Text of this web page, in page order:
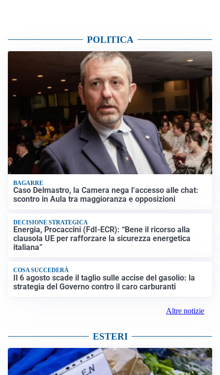
POLITICA
BAGARRE
Caso Delmastro, la Camera nega l’accesso alle chat:
scontro in Aula tra maggioranza e opposizioni
DECISIONE STRATEGICA
Energia, Procaccini (FdI-ECR): “Bene il ricorso alla
clausola UE per rafforzare la sicurezza energetica
italiana”
COSA SUCCEDERÀ
Il 6 agosto scade il taglio sulle accise del gasolio: la
strategia del Governo contro il caro carburanti
Altre notizie
ESTERI